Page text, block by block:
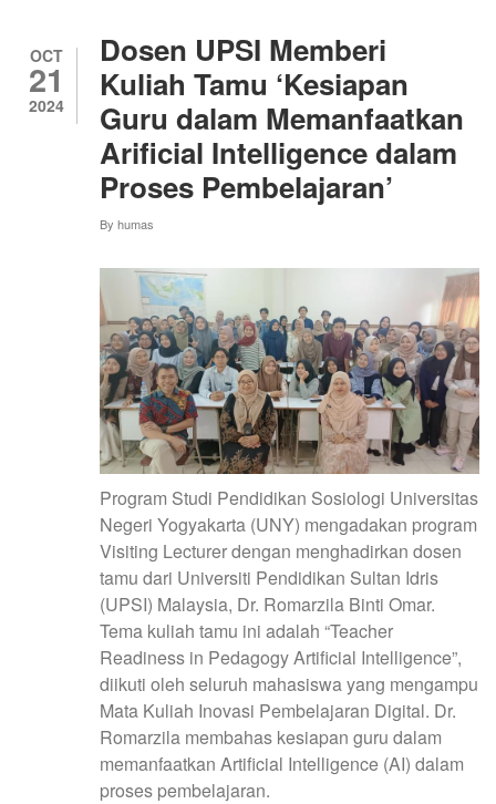
ACARA
PRAKTISI
MENGAJAR:
MENYOROTI
TANTANGAN
RADIKALISME
DI
KALANGAN
GENERASI
OCT
21
2024
Dosen UPSI Memberi
Kuliah Tamu ‘Kesiapan
Guru dalam Memanfaatkan
Arificial Intelligence dalam
Proses Pembelajaran’
By humas
Program Studi Pendidikan Sosiologi Universitas
Negeri Yogyakarta (UNY) mengadakan program
Visiting Lecturer dengan menghadirkan dosen
tamu dari Universiti Pendidikan Sultan Idris
(UPSI) Malaysia, Dr. Romarzila Binti Omar.
Tema kuliah tamu ini adalah “Teacher
Readiness in Pedagogy Artificial Intelligence”,
diikuti oleh seluruh mahasiswa yang mengampu
Mata Kuliah Inovasi Pembelajaran Digital. Dr.
Romarzila membahas kesiapan guru dalam
memanfaatkan Artificial Intelligence (AI) dalam
proses pembelajaran.